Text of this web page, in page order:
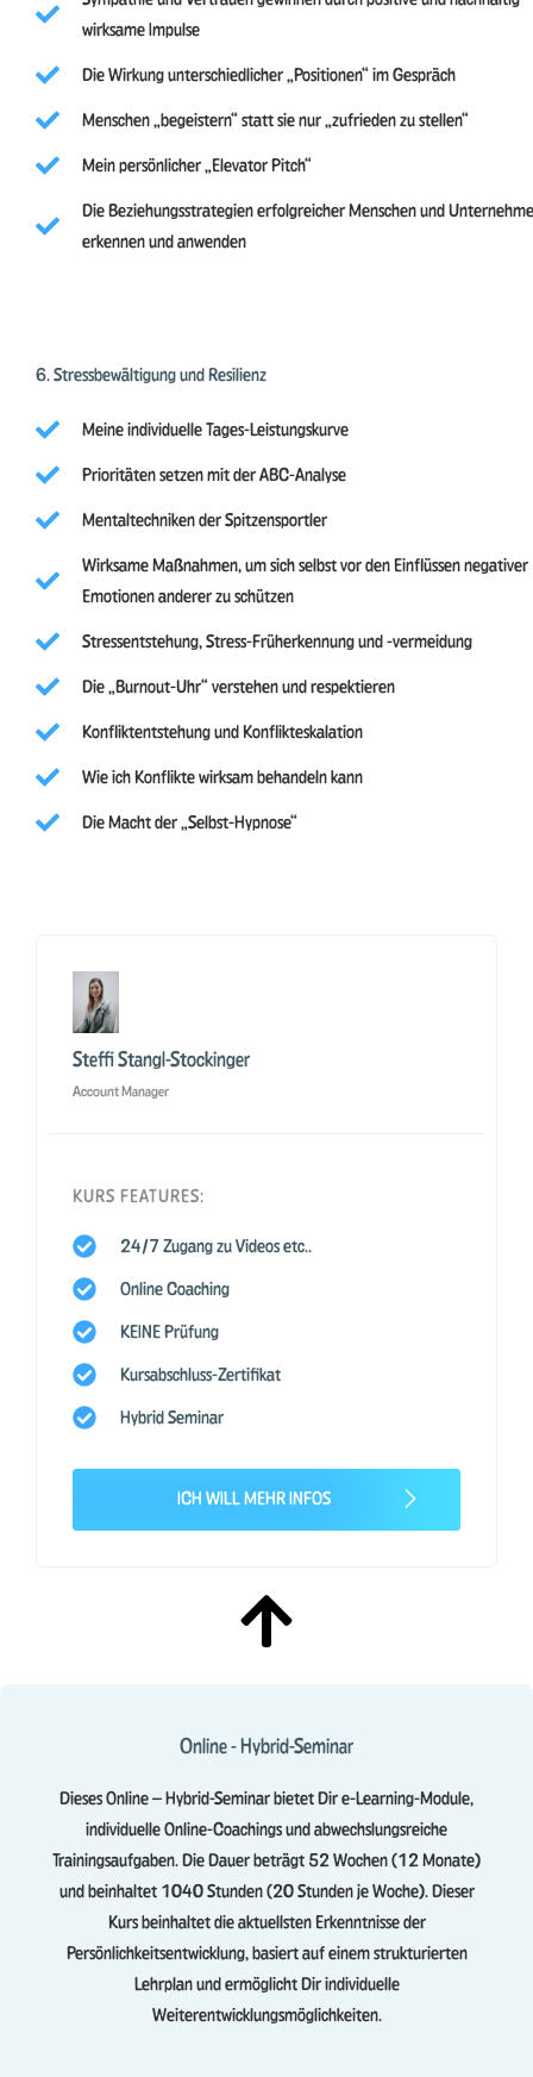
wirksame Impulse
Die Wirkung unterschiedlicher „Positionen“ im Gespräch
Menschen „begeistern“ statt sie nur „zufrieden zu stellen“
Mein persönlicher „Elevator Pitch“
Die Beziehungsstrategien erfolgreicher Menschen und
erkennen und anwenden
6. Stressbewältigung und Resilienz
Meine individuelle Tages-Leistungskurve
Prioritäten setzen mit der ABC-Analyse
Mentaltechniken der Spitzensportler
Wirksame Maßnahmen, um sich selbst vor den Einflüssen negativer
Emotionen anderer zu schützen
Stressentstehung, Stress-Früherkennung und -vermeidung
Die „Burnout-Uhr“ verstehen und respektieren
Konfliktentstehung und Konflikteskalation
Wie ich Konflikte wirksam behandeln kann
Die Macht der „Selbst-Hypnose“
Steffi Stangl-Stockinger
Account Manager
KURS FEATURES:
24/7 Zugang zu Videos etc..
Online Coaching
KEINE Prüfung
Kursabschluss-Zertifikat
Hybrid Seminar
ICH WILL MEHR INFOS
Online - Hybrid-Seminar
Dieses Online – Hybrid-Seminar bietet Dir e-Learning-Module,
individuelle Online-Coachings und abwechslungsreiche
Trainingsaufgaben. Die Dauer beträgt 52 Wochen (12 Monate)
und beinhaltet 1040 Stunden (20 Stunden je Woche). Dieser
Kurs beinhaltet die aktuellsten Erkenntnisse der
Persönlichkeitsentwicklung, basiert auf einem strukturierten
Lehrplan und ermöglicht Dir individuelle
Weiterentwicklungsmöglichkeiten.